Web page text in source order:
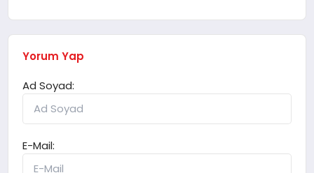
Yorum Yap
Ad Soyad:
E-Mail: